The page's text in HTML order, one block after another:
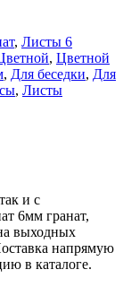
, Листы 6
, Цветной
, Для беседки, Для
, Листы
и с
6мм гранат,
выходных
напрямую
в каталоге.